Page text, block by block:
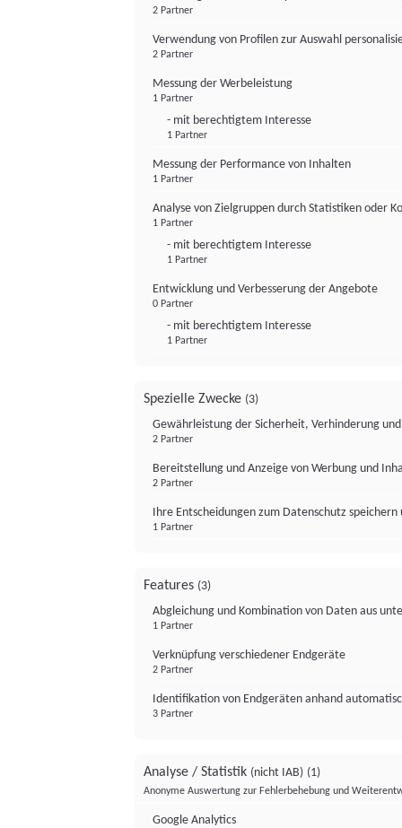
2 Partner
Verwendung von Profilen zur Auswahl
2 Partner
Messung der Werbeleistung
1 Partner
- mit berechtigtem Interesse
1 Partner
Messung der Performance von Inhalten
1 Partner
Analyse von Zielgruppen durch Statistiken oder
1 Partner
- mit berechtigtem Interesse
1 Partner
Entwicklung und Verbesserung der Angebote
0 Partner
- mit berechtigtem Interesse
1 Partner
Spezielle Zwecke (3)
Gewährleistung der Sicherheit, Verhinderung
2 Partner
Bereitstellung und Anzeige von Werbung und
2 Partner
Ihre Entscheidungen zum Datenschutz
1 Partner
Features (3)
Abgleichung und Kombination von Daten aus
1 Partner
Verknüpfung verschiedener Endgeräte
2 Partner
Identifikation von Endgeräten anhand
3 Partner
Analyse / Statistik (nicht IAB) (1)
Anonyme Auswertung zur Fehlerbehebung und
Google Analytics